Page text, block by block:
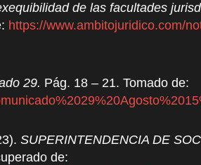
de las facultades
https://www.ambitojuridico.com/
29. Pág. 18 – 21. Tomado de:
SUPERINTENDENCIA DE
de: